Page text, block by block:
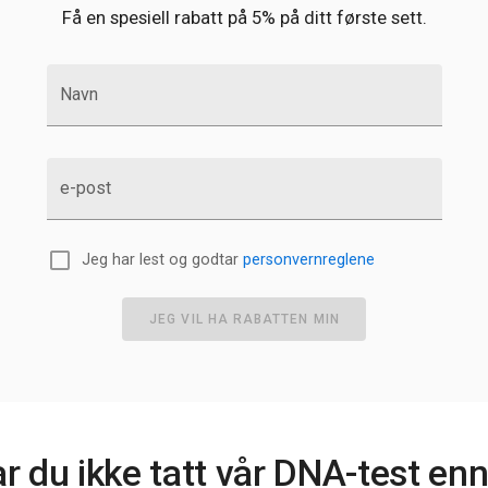
Få en spesiell rabatt på 5% på ditt første sett.
Navn
e-post
Jeg har lest og godtar personvernreglene
JEG VIL HA RABATTEN MIN
du ikke tatt vår DNA-test